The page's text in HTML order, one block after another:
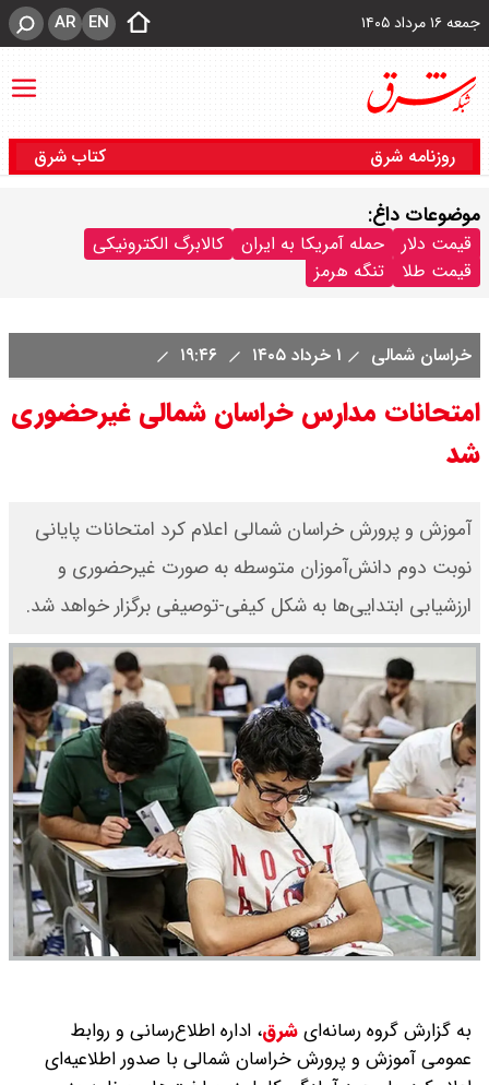
جمعه ۱۶ مرداد ۱۴۰۵ EN
AR
روزنامه شرق کتاب شرق
موضوعات داغ:
قیمت دلار حمله آمریکا به ایران
کالابرگ الکترونیکی
قیمت طلا
تنگه هرمز
خراسان شمالی ۱ خرداد ۱۴۰۵
امتحانات مدارس خراسان شمالی غیرحضوری
شد
آموزش و پرورش خراسان شمالی اعلام کرد امتحانات پایانی
نوبت دوم دانش‌آموزان متوسطه به صورت غیرحضوری و
ارزشیابی ابتدایی‌ها به شکل کیفی-توصیفی برگزار خواهد شد.
به گزارش گروه رسانه‌ایشرق، اداره اطلاع‌رسانی و روابط
عمومی آموزش و پرورش خراسان شمالی با صدور اطلاعیه‌ای